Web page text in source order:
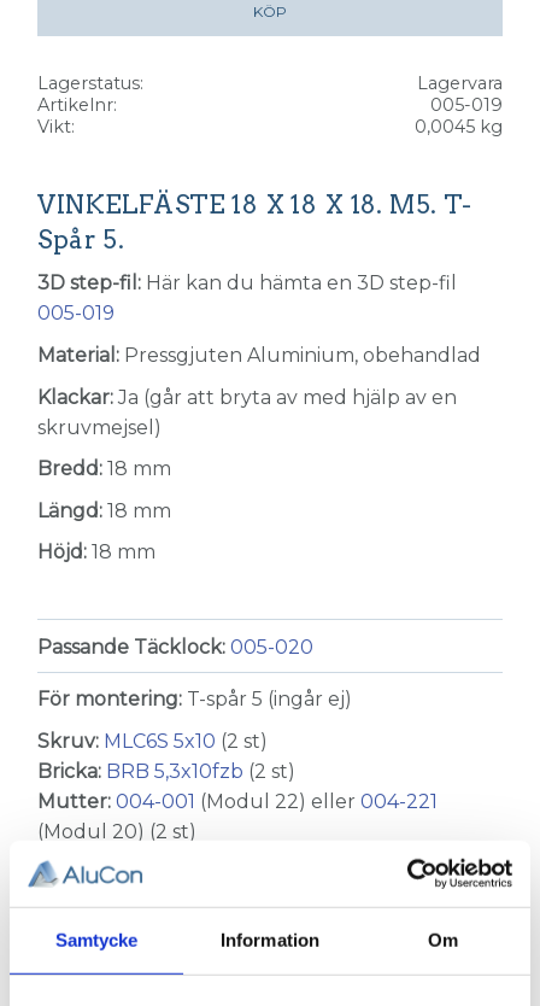
Samtycke Information Om
KÖP
Lagerstatus
Lagervara
Artikelnr
005-019
Vikt
0,0045 kg
VINKELFÄSTE 18 X 18 X 18. M5. T-
Spår 5.
3D step-fil: Här kan du hämta en 3D step-fil
005-019
Material: Pressgjuten Aluminium, obehandlad
Klackar:Ja (går att bryta av med hjälp av en
skruvmejsel)
Bredd:18 mm
Längd: 18 mm
Höjd: 18 mm
Passande Täcklock:005-020
För montering: T-spår 5 (ingår ej)
Skruv: MLC6S 5x10 (2 st)
Bricka: BRB 5,3x10fzb (2 st)
Mutter: 004-001 (Modul 22) eller004-221
(Modul 20) (2 st)
Relaterade produkter